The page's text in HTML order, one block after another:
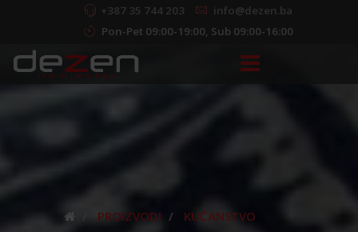
+387 35 744 203
info@dezen.ba
Pon-Pet 09:00-19:00, Sub 09:00-16:00
PROIZVODI KUĆANSTVO